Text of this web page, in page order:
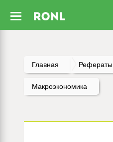
Главная Рефераты
Макроэкономика